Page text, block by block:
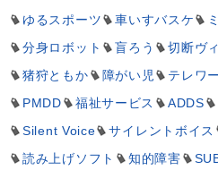
ゆるスポーツ
車いすバスケ
分身ロボット
盲ろう 切断ヴ
猪狩ともか
障がい児 テレワ
PMDD
福祉サービス ADDS
Silent Voice
サイレントボイス
読み上げソフト
知的障害